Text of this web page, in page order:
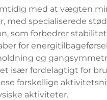
med at vægten
specialiserede
som forbedrer
for
og
især fordelagtigt for
forskellige
aktiviteter.